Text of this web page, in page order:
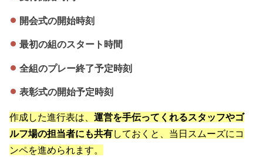
開会式の開始時刻
最初の組のスタート時間
全組のプレー終了予定時刻
表彰式の開始予定時刻
作成した進行表は、運営を手伝ってくれるスタッフやゴ
ルフ場の担当者にも共有しておくと、当日スムーズにコ
ンペを進められます。